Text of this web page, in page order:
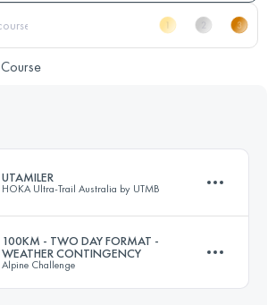
Course
UTAMILER
HOKA Ultra-Trail Australia by UTMB
161.1 KM7200 M+
100KM - TWO DAY FORMAT -
WEATHER CONTINGENCY
Alpine Challenge